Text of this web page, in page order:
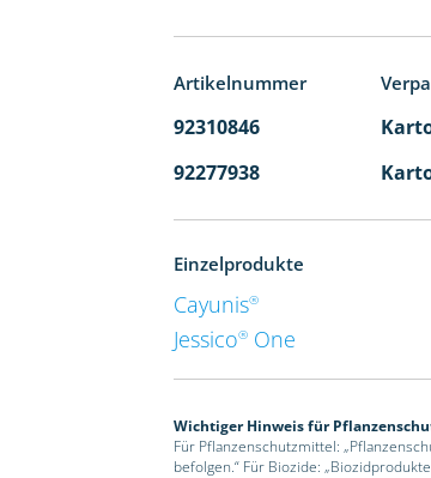
Artikelnummer
92310846
92277938
Einzelprodukte
Cayunis®
Jessico® One
Wichtiger Hinweis für
Für Pflanzenschutzmittel:
befolgen.“ Für Biozide: